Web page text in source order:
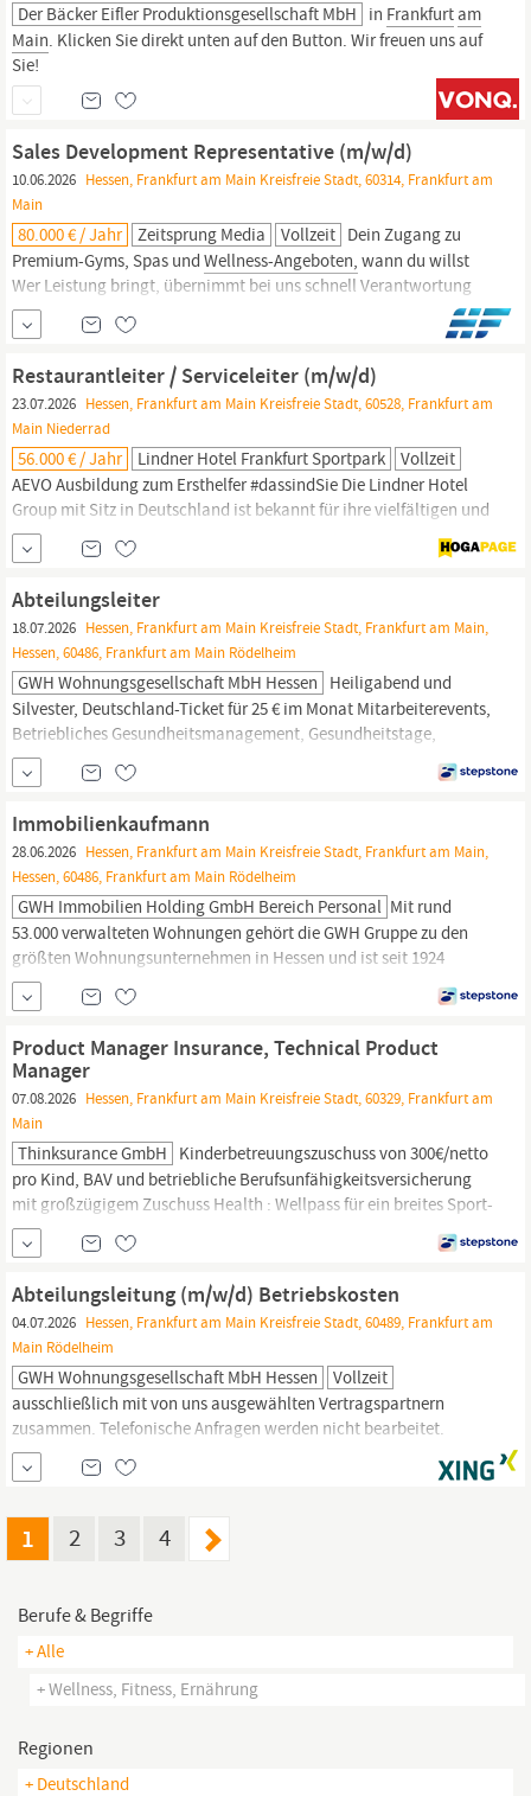
Der Bäcker Eifler Produktionsgesellschaft MbH in Frankfurtam
Main. Klicken Sie direkt unten auf den Button. Wir freuen uns auf
Sie!
Sales Development Representative (m/w/d)
10.06.2026 Hessen, Frankfurt am Main Kreisfreie Stadt, 60314, Frankfurt am
Main
80.000 € / Jahr Zeitsprung Media Vollzeit Dein Zugang zu
Premium-Gyms, Spas und Wellness-Angeboten, wann du willst
Wer Leistung bringt, übernimmt bei uns schnell Verantwortung
Karrieresystem: Vom Trainee bis zum Teamlead, mit klaren
Kriterien Unser Anspruch: Aus jedem Trainee wird ein fester Teil
unseres Teams Übernahme in eine Festanstellung nach der
Traineephase Strukturierte Einarbeitung mit
Restaurantleiter / Serviceleiter (m/w/d)
23.07.2026 Hessen, Frankfurt am Main Kreisfreie Stadt, 60528, Frankfurt am
Main Niederrad
56.000 € / Jahr Lindner Hotel Frankfurt Sportpark
Vollzeit
AEVO Ausbildung zum Ersthelfer #dassindSie Die Lindner Hotel
Group mit Sitz in Deutschland ist bekannt für ihre vielfältigen und
anspruchsvollen Häuser. Mit mehr als 30 Hotels & Resorts im In-
und Ausland bietet die Lindner Hotel Group ihren Gästen ein
Stadthotels bis hin zu idyllischen
Abteilungsleiter
18.07.2026 Hessen, Frankfurt am Main Kreisfreie Stadt, Frankfurt am Main,
Hessen, 60486, Frankfurt am Main Rödelheim
GWH Wohnungsgesellschaft MbH Hessen Heiligabend und
Silvester, Deutschland-Ticket für 25 € im Monat Mitarbeiterevents,
Betriebliches Gesundheitsmanagement, Gesundheitstage,
Förderung einer EGYM Wellpass Mitgliedschaft für Sport und
Wellness. Reisekostenerstattung in Höhe von bis zu 0,66 EUR pro
Wohnungssuche
Immobilienkaufmann
28.06.2026 Hessen, Frankfurt am Main Kreisfreie Stadt, Frankfurt am Main,
Hessen, 60486, Frankfurt am Main Rödelheim
GWH Immobilien Holding GmbH Bereich Personal Mit rund
53.000 verwalteten Wohnungen gehört die GWH Gruppe zu den
größten Wohnungsunternehmen in Hessen und ist seit 1924
erfolgreich
Markt. Unser Hauptgeschäft ist es, Menschen
Räume zum Leben zu geben, unsere Kerntätigkeit liegt deshalb in
Hannover und Karlsruhe, Dresden und Neuss mehr...
Product Manager Insurance, Technical Product
Manager
07.08.2026 Hessen, Frankfurt am Main Kreisfreie Stadt, 60329, Frankfurt am
Main
Thinksurance GmbH Kinderbetreuungszuschuss von 300€/netto
pro Kind, BAV und betriebliche Berufsunfähigkeitsversicherung
mit großzügigem Zuschuss Health : Wellpass für ein breites Sport-
&Wellnessangebot
deutschlandweit Growth : Umfangreiches
Onboarding in alle Bereiche, regelmäßiges Feedback & Coaching
Team Spirit : Flache Hierarchien mit Support auf allen Ebenen,
Abteilungsleitung (m/w/d) Betriebskosten
04.07.2026 Hessen, Frankfurt am Main Kreisfreie Stadt, 60489, Frankfurt am
Main Rödelheim
GWH Wohnungsgesellschaft MbH Hessen
Vollzeit
ausschließlich mit von uns ausgewählten Vertragspartnern
zusammen. Telefonische Anfragen werden nicht bearbeitet.
Bewerberprofile, die uns ohne Auftrag zugesendet werden,
werden ungesehen gelöscht. Fremde AGB werden nicht
Westerbachstr. 33 | 60489
Frankfurt
1 2 3 4
Berufe & Begriffe
+ Alle
+ Wellness, Fitness, Ernährung
Regionen
+ Deutschland